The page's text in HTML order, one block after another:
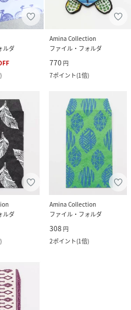
ルダ
)
Amina Collection
ファイル・フォルダ
770 円
7ポイント(1倍)
ルダ
)
Amina Collection
ファイル・フォルダ
308 円
2ポイント(1倍)